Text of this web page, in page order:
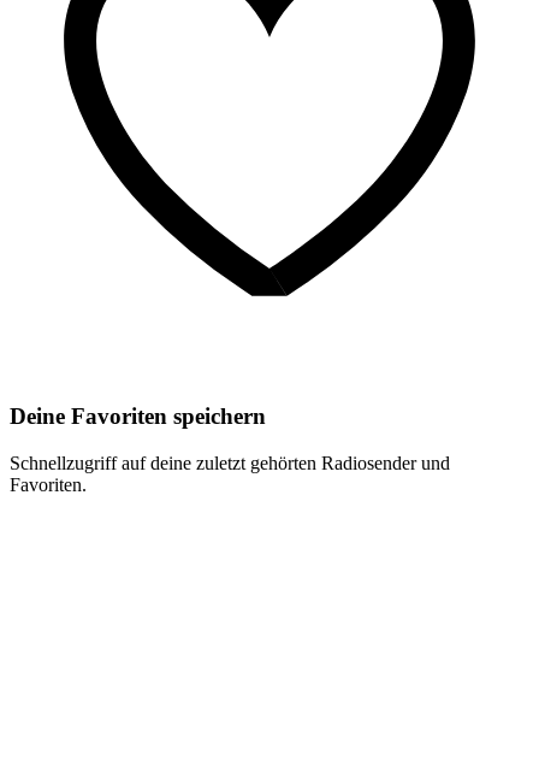
Deine Favoriten speichern
Schnellzugriff auf deine zuletzt gehörten Radiosender und
Favoriten.